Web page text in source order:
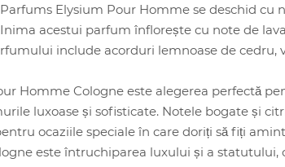
Elysium Pour Homme se deschid cu
acestui parfum înflorește cu note de
include acorduri lemnoase de cedru,
Homme Cologne este alegerea perfectă
luxoase și sofisticate. Notele bogate și
ocaziile speciale în care doriți să fiți
este întruchiparea luxului și a statutului,